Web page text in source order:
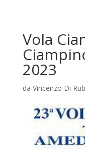
Vola
2023
da Vincenzo Di